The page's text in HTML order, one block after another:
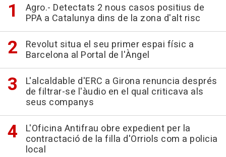
Agro.- Detectats 2 nous casos positius de
PPA a Catalunya dins de la zona d'alt risc
Revolut situa el seu primer espai físic a
Barcelona al Portal de l'Àngel
L'alcaldable d'ERC a Girona renuncia després
de filtrar-se l'àudio en el qual criticava als
seus companys
L'Oficina Antifrau obre expedient per la
contractació de la filla d'Orriols com a policia
local